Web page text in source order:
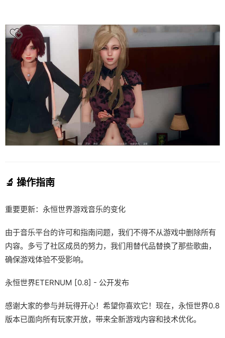
🔬 操作指南
重要更新：永恒世界游戏音乐的变化
由于音乐平台的许可和指南问题，我们不得不从游戏中删除所有
内容。多亏了社区成员的努力，我们用替代品替换了那些歌曲，
确保游戏体验不受影响。
永恒世界ETERNUM [0.8] - 公开发布
感谢大家的参与并玩得开心！希望你喜欢它！现在，永恒世界0.8
版本已面向所有玩家开放，带来全新游戏内容和技术优化。